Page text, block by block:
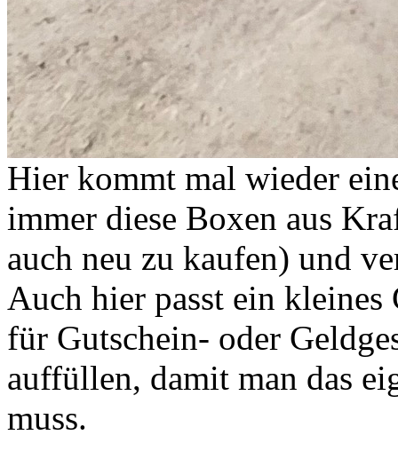
Hier kommt mal wieder
immer diese Boxen aus
auch neu zu kaufen) und
Auch hier passt ein kleines
für Gutschein- oder
auffüllen, damit man das
muss.